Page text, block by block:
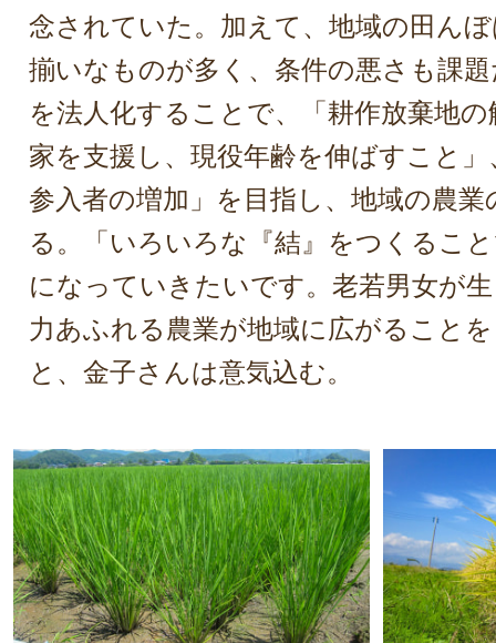
念されていた。加えて、地域の田ん
揃いなものが多く、条件の悪さも課
を法人化することで、「耕作放棄地
家を支援し、現役年齢を伸ばすこと
参入者の増加」を目指し、地域の農
る。「いろいろな『結』をつくるこ
になっていきたいです。老若男女が
力あふれる農業が地域に広がること
と、金子さんは意気込む。